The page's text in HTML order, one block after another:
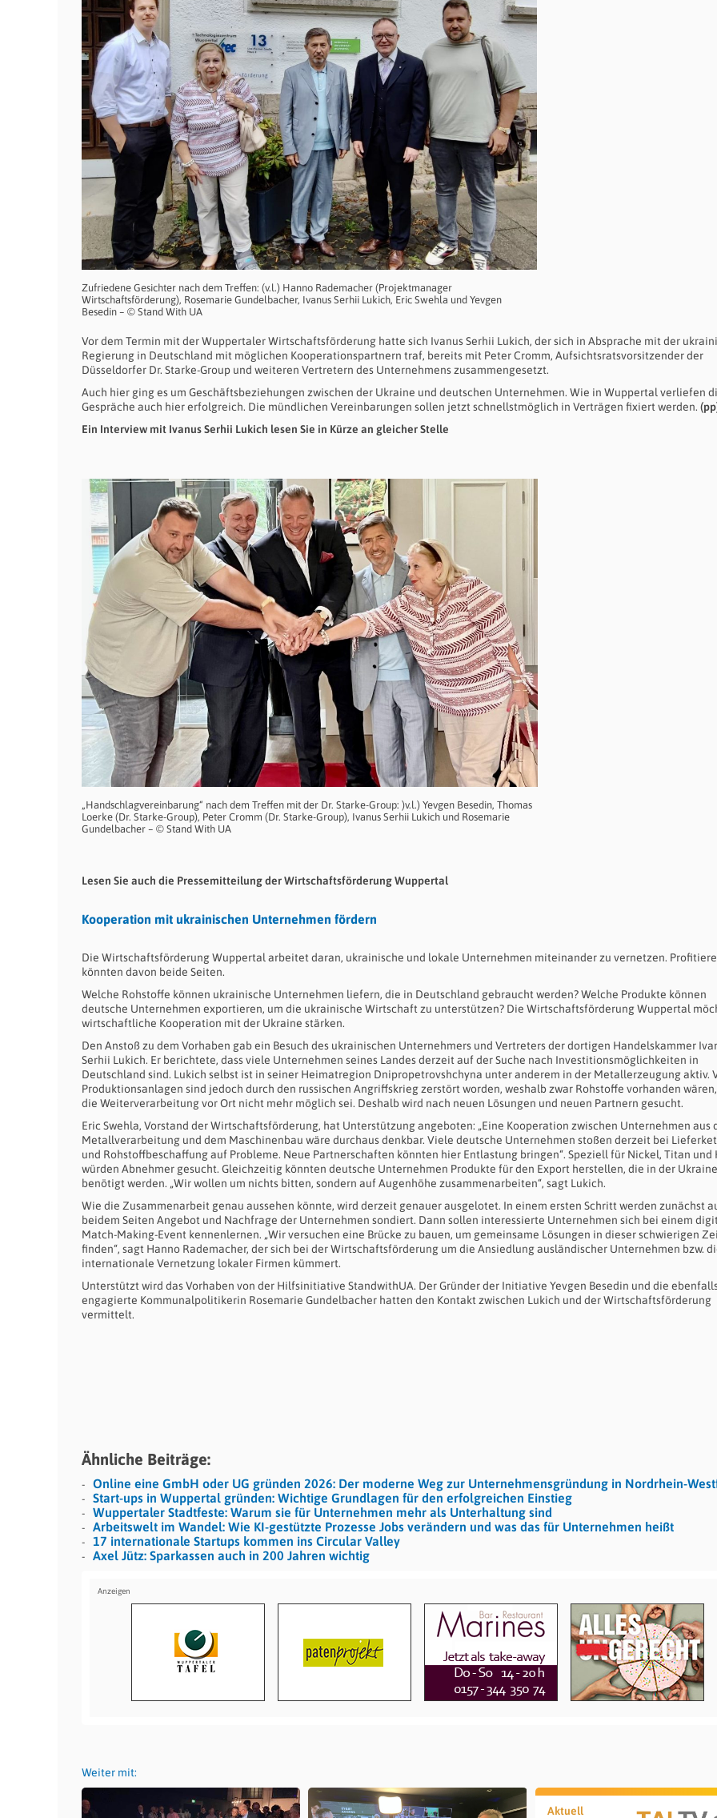
Zufriedene Gesichter nach dem Treffen: (v.l.) Hanno Rademacher (Projektmanager
Wirtschaftsförderung), Rosemarie Gundelbacher, Ivanus Serhii Lukich, Eric Swehla und Yevgen
Besedin – © Stand With UA
Vor dem Termin mit der Wuppertaler Wirtschaftsförderung hatte sich Ivanus Serhii Lukich, der sich in Absprache mit der
Regierung in Deutschland mit möglichen Kooperationspartnern traf, bereits mit Peter Cromm, Aufsichtsratsvorsitzender der
Düsseldorfer Dr. Starke-Group und weiteren Vertretern des Unternehmens zusammengesetzt.
Auch hier ging es um Geschäftsbeziehungen zwischen der Ukraine und deutschen Unternehmen. Wie in Wuppertal verliefen
Gespräche auch hier erfolgreich. Die mündlichen Vereinbarungen sollen jetzt schnellstmöglich in Verträgen fixiert werden.
Ein Interview mit Ivanus Serhii Lukich lesen Sie in Kürze an gleicher Stelle
„Handschlagvereinbarung“ nach dem Treffen mit der Dr. Starke-Group: )v.l.) Yevgen Besedin, Thomas
Loerke (Dr. Starke-Group), Peter Cromm (Dr. Starke-Group), Ivanus Serhii Lukich und Rosemarie
Gundelbacher – © Stand With UA
Lesen Sie auch die Pressemitteilung der Wirtschaftsförderung Wuppertal
Kooperation mit ukrainischen Unternehmen fördern
Die Wirtschaftsförderung Wuppertal arbeitet daran, ukrainische und lokale Unternehmen miteinander zu vernetzen.
könnten davon beide Seiten.
Welche Rohstoffe können ukrainische Unternehmen liefern, die in Deutschland gebraucht werden? Welche Produkte können
deutsche Unternehmen exportieren, um die ukrainische Wirtschaft zu unterstützen? Die Wirtschaftsförderung Wuppertal
wirtschaftliche Kooperation mit der Ukraine stärken.
Den Anstoß zu dem Vorhaben gab ein Besuch des ukrainischen Unternehmers und Vertreters der dortigen Handelskammer
Serhii Lukich. Er berichtete, dass viele Unternehmen seines Landes derzeit auf der Suche nach Investitionsmöglichkeiten in
Deutschland sind. Lukich selbst ist in seiner Heimatregion Dnipropetrovshchyna unter anderem in der Metallerzeugung aktiv.
Produktionsanlagen sind jedoch durch den russischen Angriffskrieg zerstört worden, weshalb zwar Rohstoffe vorhanden
die Weiterverarbeitung vor Ort nicht mehr möglich sei. Deshalb wird nach neuen Lösungen und neuen Partnern gesucht.
Eric Swehla, Vorstand der Wirtschaftsförderung, hat Unterstützung angeboten: „Eine Kooperation zwischen Unternehmen aus
Metallverarbeitung und dem Maschinenbau wäre durchaus denkbar. Viele deutsche Unternehmen stoßen derzeit bei
und Rohstoffbeschaffung auf Probleme. Neue Partnerschaften könnten hier Entlastung bringen“. Speziell für Nickel, Titan und
würden Abnehmer gesucht. Gleichzeitig könnten deutsche Unternehmen Produkte für den Export herstellen, die in der Ukraine
benötigt werden. „Wir wollen um nichts bitten, sondern auf Augenhöhe zusammenarbeiten“, sagt Lukich.
Wie die Zusammenarbeit genau aussehen könnte, wird derzeit genauer ausgelotet. In einem ersten Schritt werden zunächst
beidem Seiten Angebot und Nachfrage der Unternehmen sondiert. Dann sollen interessierte Unternehmen sich bei einem
Match-Making-Event kennenlernen. „Wir versuchen eine Brücke zu bauen, um gemeinsame Lösungen in dieser schwierigen
finden“, sagt Hanno Rademacher, der sich bei der Wirtschaftsförderung um die Ansiedlung ausländischer Unternehmen bzw.
internationale Vernetzung lokaler Firmen kümmert.
Unterstützt wird das Vorhaben von der Hilfsinitiative StandwithUA. Der Gründer der Initiative Yevgen Besedin und die
engagierte Kommunalpolitikerin Rosemarie Gundelbacher hatten den Kontakt zwischen Lukich und der Wirtschaftsförderung
vermittelt.
Ähnliche Beiträge:
Online eine GmbH oder UG gründen 2026: Der moderne Weg zur Unternehmensgründung in Nordrhein-
Start-ups in Wuppertal gründen: Wichtige Grundlagen für den erfolgreichen Einstieg
Wuppertaler Stadtfeste: Warum sie für Unternehmen mehr als Unterhaltung sind
Arbeitswelt im Wandel: Wie KI-gestützte Prozesse Jobs verändern und was das für Unternehmen heißt
17 internationale Startups kommen ins Circular Valley
Axel Jütz: Sparkassen auch in 200 Jahren wichtig
Weiter mit:
Aktuell